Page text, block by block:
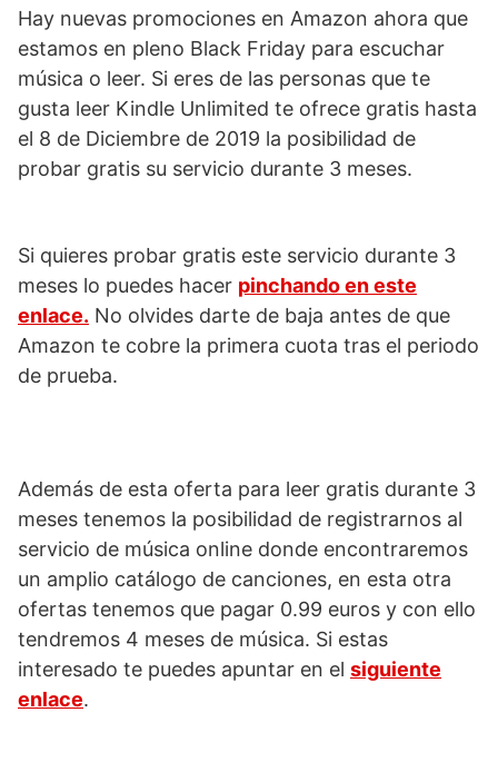
Hay nuevas promociones en Amazon ahora que
estamos en pleno Black Friday para escuchar
música o leer. Si eres de las personas que te
gusta leer Kindle Unlimited te ofrece gratis hasta
el 8 de Diciembre de 2019 la posibilidad de
probar gratis su servicio durante 3 meses.
Si quieres probar gratis este servicio durante 3
meses lo puedes hacer pinchando en este
enlace. No olvides darte de baja antes de que
Amazon te cobre la primera cuota tras el periodo
de prueba.
Además de esta oferta para leer gratis durante 3
meses tenemos la posibilidad de registrarnos al
servicio de música online donde encontraremos
un amplio catálogo de canciones, en esta otra
ofertas tenemos que pagar 0.99 euros y con ello
tendremos 4 meses de música. Si estas
interesado te puedes apuntar en el siguiente
enlace.